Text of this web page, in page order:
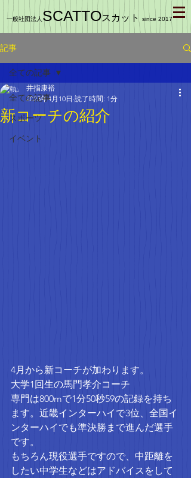
一般社団法人 SCATTOスカット since 2017
記事
全ての記事
スポーツ
イベント
全ての記事
新コーチの紹介
井指康裕
2023年4月10日 読了時間: 1分
4月から新コーチが加わります。
大学1回生の馬門孝介コーチ
専門は800mで1分50秒59の記録を持ち
ます。近畿インターハイで3位、全国イ
ンターハイでも準決勝まで進んだ選手
です。
もちろん現役選手ですので、中距離を
したい中学生などはアドバイスをして